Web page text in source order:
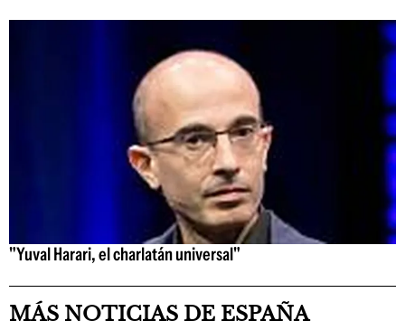
"Yuval Harari, el charlatán universal"
MÁS NOTICIAS DE ESPAÑA